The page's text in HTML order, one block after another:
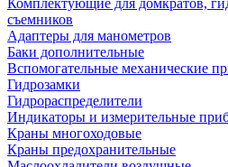
Комплектующие для домкратов,
съемников
Адаптеры для манометров
Баки дополнительные
Вспомогательные механические
Гидрозамки
Гидрораспределители
Индикаторы и измерительные
Краны многоходовые
Краны предохранительные